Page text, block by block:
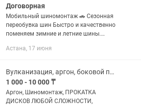
Договорная
Мобильный шиномонтаж 🚗 Сезонная
переобувка шин Быстро и качественно
поменяем зимние и летние шины.
давления, аккуратная работа. ✅
Быстрое...
Астана, 17 июня
Вулканизация, аргон, боковой порез, реставрация дисков, каталка дисков
1 000 - 10 000 ₸
Аргон, Шиномонтаж, ПРОКАТКА
ДИСКОВ ЛЮБОЙ СЛОЖНОСТИ,